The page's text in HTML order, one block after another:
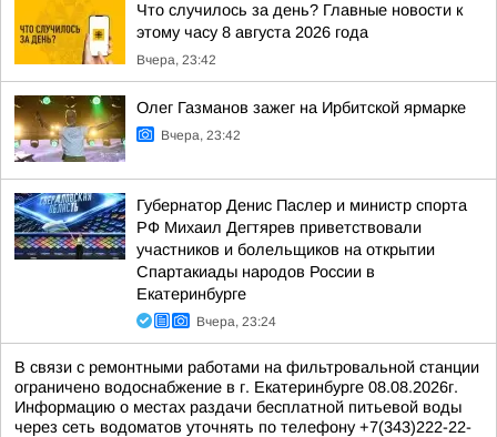
Что случилось за день? Главные новости к
этому часу 8 августа 2026 года
Вчера, 23:42
Олег Газманов зажег на Ирбитской ярмарке
Вчера, 23:42
Губернатор Денис Паслер и министр спорта
РФ Михаил Дегтярев приветствовали
участников и болельщиков на открытии
Спартакиады народов России в
Екатеринбурге
Вчера, 23:24
В связи с ремонтными работами на фильтровальной станции
ограничено водоснабжение в г. Екатеринбурге 08.08.2026г.
Информацию о местах раздачи бесплатной питьевой воды
через сеть водоматов уточнять по телефону +7(343)222-22-